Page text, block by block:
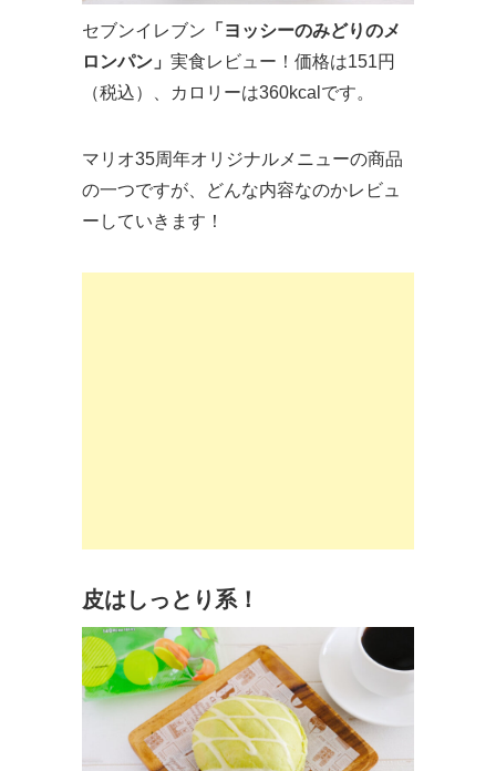
セブンイレブン 「ヨッシーのみどりのメ
ロンパン」 実食レビュー！価格は151円
（税込）、カロリーは360kcalです。
マリオ35周年オリジナルメニューの商品
の一つですが、どんな内容なのかレビュ
ーしていきます！
皮はしっとり系！